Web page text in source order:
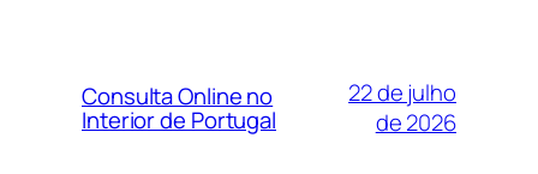
Consulta Online no
Interior de Portugal
22 de julho
de 2026